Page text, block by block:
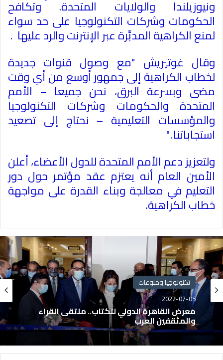
ونيوزيلندا والولايات المتحدة. وتكافح
الحكومات وشركات التكنولوجيا على حد سواء
لمنع الكراهية المدبَّرة عبر الإنترنت والرد عليها .
وقال غوتيريش "مع وصول قنوات جديدة
لخطاب الكراهية إلى جمهور أوسع من أي وقت
مضى وبسرعة البرق، نحن جميعا – الأمم
المتحدة والحكومات وشركات التكنولوجيا
والمؤسسات التعليمية – نحتاج إلى تصعيد
استجاباتنا".
ولتعزيز دعم الأمم المتحدة للدول الأعضاء، أعلن
الأمين العام أنه يعتزم عقد مؤتمر حول دور
التعليم في معالجة وبناء القدرة على مواجهة
خطاب الكراهية.
تكنولوجيا ومنوعات
2022-07-05
معرض القاهرة الدولي للكتاب.. ملتقى القراء
والمثقفين العرب